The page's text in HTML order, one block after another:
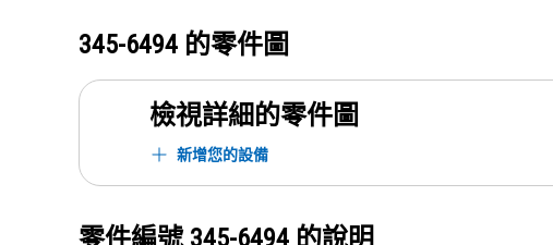
345-6494 的零件圖
檢視詳細的零件圖
新增您的設備
零件編號 345-6494 的說明